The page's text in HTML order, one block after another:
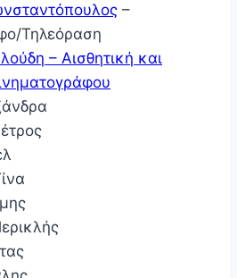
–
Τηλεόραση
– Αισθητική και